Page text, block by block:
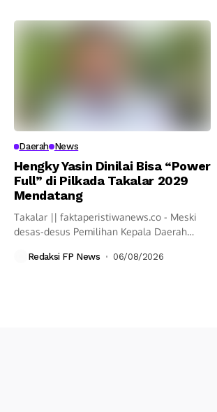
Daerah News
Hengky Yasin Dinilai Bisa “Power
Full” di Pilkada Takalar 2029
Mendatang
Takalar || faktaperistiwanews.co - Meski
desas-desus Pemilihan Kepala Daerah
Redaksi FP News 06/08/2026